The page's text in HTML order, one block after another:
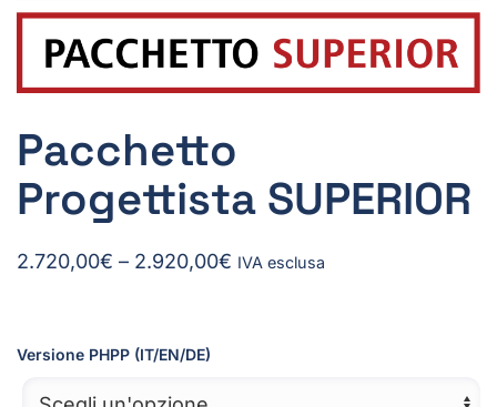
Pacchetto
Progettista SUPERIOR
2.720,00€ – 2.920,00€ Fascia
IVA esclusa
Versione PHPP (IT/EN/DE)